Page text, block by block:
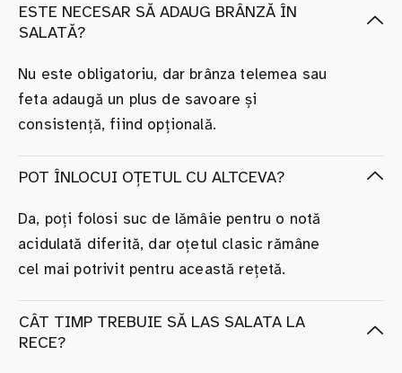
ESTE NECESAR SĂ ADAUG BRÂNZĂ ÎN
SALATĂ?
Nu este obligatoriu, dar brânza telemea sau
feta adaugă un plus de savoare și
consistență, fiind opțională.
POT ÎNLOCUI OȚETUL CU ALTCEVA?
Da, poți folosi suc de lămâie pentru o notă
acidulată diferită, dar oțetul clasic rămâne
cel mai potrivit pentru această rețetă.
CÂT TIMP TREBUIE SĂ LAS SALATA LA
RECE?